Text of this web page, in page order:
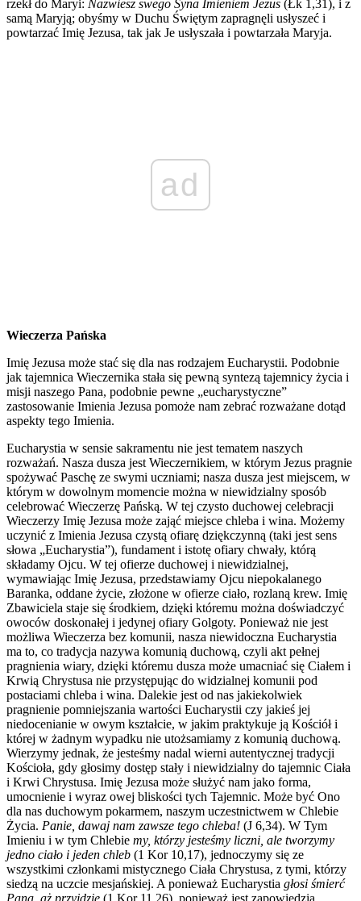
rzekł do Maryi: Nazwiesz swego Syna Imieniem Jezus (Łk 1,31), i z
samą Maryją; obyśmy w Duchu Świętym zapragnęli usłyszeć i
powtarzać Imię Jezusa, tak jak Je usłyszała i powtarzała Maryja.
ad
Wieczerza Pańska
Imię Jezusa może stać się dla nas rodzajem Eucharystii. Podobnie
jak tajemnica Wieczernika stała się pewną syntezą tajemnicy życia i
misji naszego Pana, podobnie pewne „eucharystyczne”
zastosowanie Imienia Jezusa pomoże nam zebrać rozważane dotąd
aspekty tego Imienia.
Eucharystia w sensie sakramentu nie jest tematem naszych
rozważań. Nasza dusza jest Wieczernikiem, w którym Jezus pragnie
spożywać Paschę ze swymi uczniami; nasza dusza jest miejscem, w
którym w dowolnym momencie można w niewidzialny sposób
celebrować Wieczerzę Pańską. W tej czysto duchowej celebracji
Wieczerzy Imię Jezusa może zająć miejsce chleba i wina. Możemy
uczynić z Imienia Jezusa czystą ofiarę dziękczynną (taki jest sens
słowa „Eucharystia”), fundament i istotę ofiary chwały, którą
składamy Ojcu. W tej ofierze duchowej i niewidzialnej,
wymawiając Imię Jezusa, przedstawiamy Ojcu niepokalanego
Baranka, oddane życie, złożone w ofierze ciało, rozlaną krew. Imię
Zbawiciela staje się środkiem, dzięki któremu można doświadczyć
owoców doskonałej i jedynej ofiary Golgoty. Ponieważ nie jest
możliwa Wieczerza bez komunii, nasza niewidoczna Eucharystia
ma to, co tradycja nazywa komunią duchową, czyli akt pełnej
pragnienia wiary, dzięki któremu dusza może umacniać się Ciałem i
Krwią Chrystusa nie przystępując do widzialnej komunii pod
postaciami chleba i wina. Dalekie jest od nas jakiekolwiek
pragnienie pomniejszania wartości Eucharystii czy jakieś jej
niedocenianie w owym kształcie, w jakim praktykuje ją Kościół i
której w żadnym wypadku nie utożsamiamy z komunią duchową.
Wierzymy jednak, że jesteśmy nadal wierni autentycznej tradycji
Kościoła, gdy głosimy dostęp stały i niewidzialny do tajemnic Ciała
i Krwi Chrystusa. Imię Jezusa może służyć nam jako forma,
umocnienie i wyraz owej bliskości tych Tajemnic. Może być Ono
dla nas duchowym pokarmem, naszym uczestnictwem w Chlebie
Życia. Panie, dawaj nam zawsze tego chleba! (J 6,34). W Tym
Imieniu i w tym Chlebie my, którzy jesteśmy liczni, ale tworzymy
jedno ciało i jeden chleb (1 Kor 10,17), jednoczymy się ze
wszystkimi członkami mistycznego Ciała Chrystusa, z tymi, którzy
siedzą na uczcie mesjańskiej. A ponieważ Eucharystia głosi śmierć